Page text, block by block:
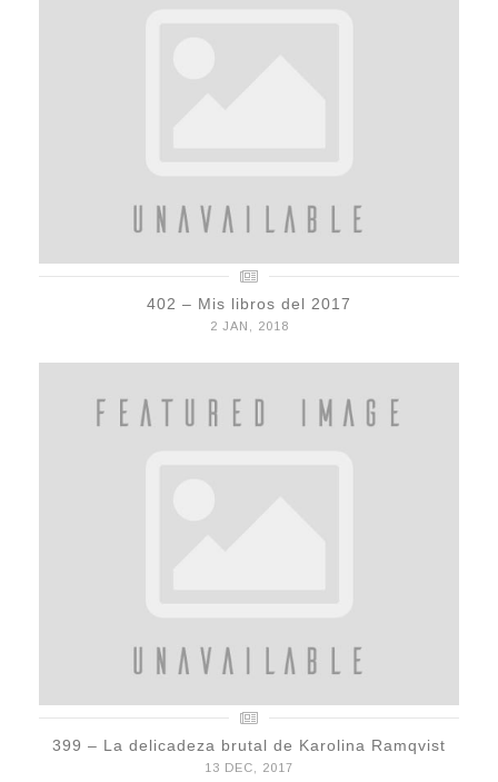
402 – Mis libros del 2017
2 JAN, 2018
399 – La delicadeza brutal de Karolina Ramqvist
13 DEC, 2017